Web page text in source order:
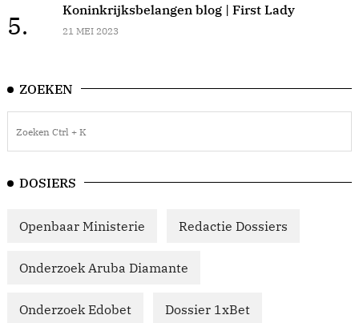
5.
Koninkrijksbelangen blog | First Lady
21 MEI 2023
ZOEKEN
DOSIERS
Openbaar Ministerie Redactie Dossiers
Onderzoek Aruba Diamante
Onderzoek Edobet Dossier 1xBet